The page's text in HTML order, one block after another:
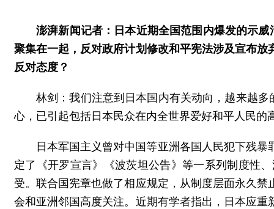
澎湃新闻记者：日本近期全国范围内爆发的示
聚集在一起，反对政府计划修改和平宪法涉及宣布
反对态度？
林剑：我们注意到日本国内有关动向，越来越
心，已引起包括日本民众在内全世界爱好和平人民的
日本军国主义曾对中国等亚洲各国人民犯下残
定了《开罗宣言》《波茨坦公告》等一系列制度性
受。联合国宪章也做了相应规定，从制度层面永久
会和亚洲邻国高度关注。近期有学者指出，日本应